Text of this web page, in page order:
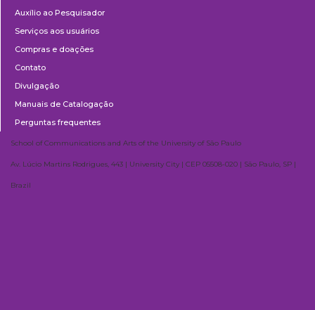
Auxílio ao Pesquisador
Serviços aos usuários
Compras e doações
Contato
Divulgação
Manuais de Catalogação
Perguntas frequentes
School of Communications and Arts of the University of São Paulo
Av. Lúcio Martins Rodrigues, 443 | University City | CEP 05508-020 | São Paulo, SP |
Brazil